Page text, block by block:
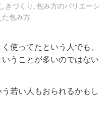
きづくり ,包み方のバリエーシ
た包み方
使ってたという人でも、
うことが多いのではない
若い人もおられるかもし